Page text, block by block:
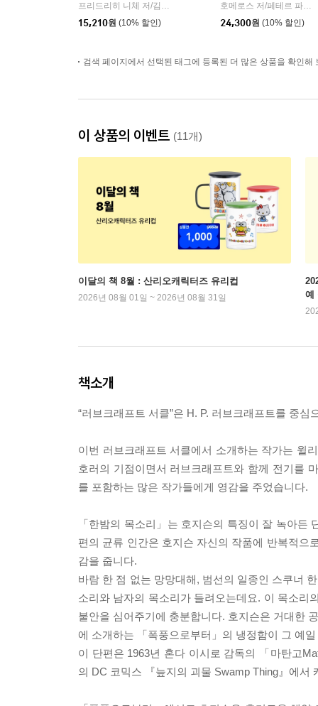
프리드리히 니체 저/김철 편역
15,210원 (10% 할인)
호메로스 저/페테르 파울 루벤스 그림/박문재 역
24,300원 (10% 할인)
검색 페이지에서 선택된 태그에 등록된 더 많은 상품을 확인해
이 상품의 이벤트 (11개)
이달의 책 8월 : 산리오캐릭터즈 유리컵
2026년 08월 01일 ~ 2026년 08월 31일
예
책소개
“러브크래프트 서클”은 H. P. 러브크래프트를 중
이번 러브크래프트 서클에서 소개하는 작가는 윌
호러의 기점이면서 러브크래프트와 함께 전기를
를 포함하는 많은 작가들에게 영감을 주었습니다.
「한밤의 목소리」는 호지슨의 특징이 잘 녹아
편의 균류 인간은 호지슨 자신의 작품에 반복적으
감을 줍니다.
바람 한 점 없는 망망대해, 범선의 일종인 스쿠너
소리와 남자의 목소리가 들려오는데요. 이 목소리
불안을 심어주기에 충분합니다. 호지슨은 거대한
에 소개하는 「폭풍으로부터」의 냉정함이 그 예
이 단편은 1963년 혼다 이시로 감독의 「마탄고
의 DC 코믹스 『늪지의 괴물 Swamp Thing』에서